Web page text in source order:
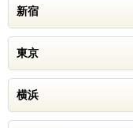
新宿
東京
横浜